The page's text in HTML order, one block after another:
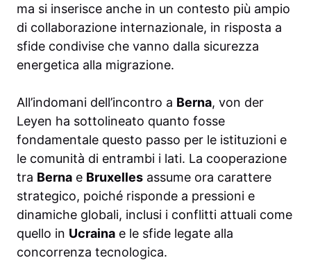
ma si inserisce anche in un contesto più ampio
di collaborazione internazionale, in risposta a
sfide condivise che vanno dalla sicurezza
energetica alla migrazione.
All’indomani dell’incontro a Berna, von der
Leyen ha sottolineato quanto fosse
fondamentale questo passo per le istituzioni e
le comunità di entrambi i lati. La cooperazione
tra Berna e Bruxelles assume ora carattere
strategico, poiché risponde a pressioni e
dinamiche globali, inclusi i conflitti attuali come
quello in Ucraina e le sfide legate alla
concorrenza tecnologica.